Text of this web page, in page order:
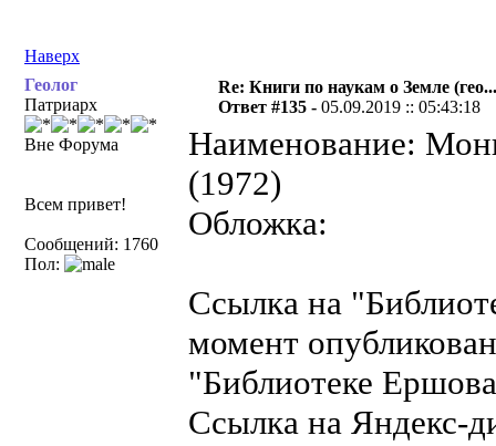
Наверх
Геолог
Патриарх
Вне Форума
Всем привет!
Сообщений: 1760
Пол:
Re: Книги по наукам о Земле
Ответ #135 -05.09.2019 :: 05:43:18
Наименование:
(1972)
Обложка:
Ссылка на
момент
"Библиотеке
Ссылка на Яндекс-